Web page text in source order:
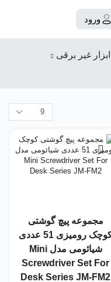
ورود
ابزار غیر برقی
مجموعه پیچ گوشتی
کوچک رومیزی 51 عددی
شیائومی مدل Mini
Screwdriver Set For
Desk Series JM-FM2